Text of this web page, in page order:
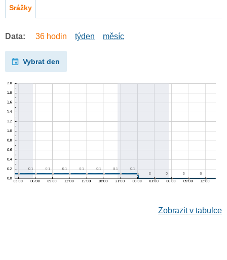
Srážky
Data: 36 hodin týden měsíc
Vybrat den
Zobrazit v tabulce